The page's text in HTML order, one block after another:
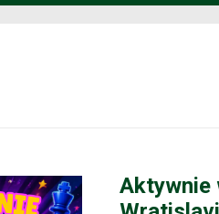
Aktywnie